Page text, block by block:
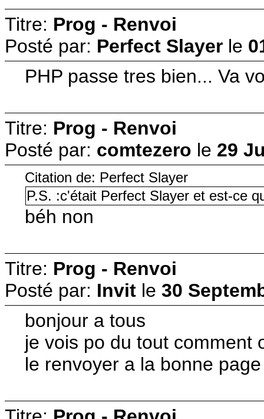
Titre: Prog - Renvoi
Posté par: Perfect Slayer le
PHP passe tres bien... Va
Titre: Prog - Renvoi
Posté par: comtezero le 29
Citation de: Perfect Slayer
P.S. :c'était Perfect Slayer et est-ce
béh non
Titre: Prog - Renvoi
Posté par: Invit le 30
bonjour a tous
je vois po du tout comment
le renvoyer a la bonne